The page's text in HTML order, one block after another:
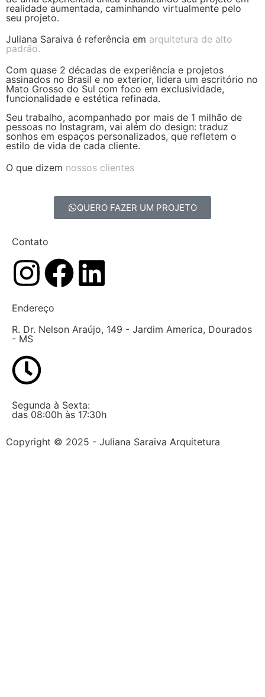
realidade aumentada, caminhando virtualmente pelo
seu projeto.
Juliana Saraiva é referência em arquitetura de alto
padrão.
Com quase 2 décadas de experiência e projetos
assinados no Brasil e no exterior, lidera um escritório no
Mato Grosso do Sul com foco em exclusividade,
funcionalidade e estética refinada.
Seu trabalho, acompanhado por mais de 1 milhão de
pessoas no Instagram, vai além do design: traduz
sonhos em espaços personalizados, que refletem o
estilo de vida de cada cliente.
O que dizem nossos clientes
QUERO FAZER UM PROJETO
Contato
Endereço
R. Dr. Nelson Araújo, 149 - Jardim America, Dourados
- MS
Segunda à Sexta:
das 08:00h às 17:30h
Copyright © 2025 - Juliana Saraiva Arquitetura